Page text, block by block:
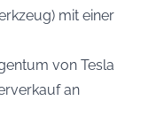
mit einer
von Tesla
an